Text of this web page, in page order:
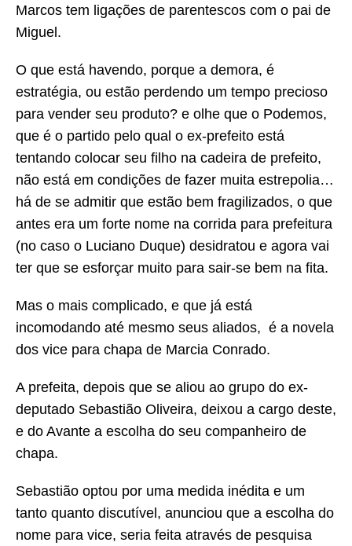
Marcos tem ligações de parentescos com o pai de
Miguel.
O que está havendo, porque a demora, é
estratégia, ou estão perdendo um tempo precioso
para vender seu produto? e olhe que o Podemos,
que é o partido pelo qual o ex-prefeito está
tentando colocar seu filho na cadeira de prefeito,
não está em condições de fazer muita estrepolia…
há de se admitir que estão bem fragilizados, o que
antes era um forte nome na corrida para prefeitura
(no caso o Luciano Duque) desidratou e agora vai
ter que se esforçar muito para sair-se bem na fita.
Mas o mais complicado, e que já está
incomodando até mesmo seus aliados, é a novela
dos vice para chapa de Marcia Conrado.
A prefeita, depois que se aliou ao grupo do ex-
deputado Sebastião Oliveira, deixou a cargo deste,
e do Avante a escolha do seu companheiro de
chapa.
Sebastião optou por uma medida inédita e um
tanto quanto discutível, anunciou que a escolha do
nome para vice, seria feita através de pesquisa